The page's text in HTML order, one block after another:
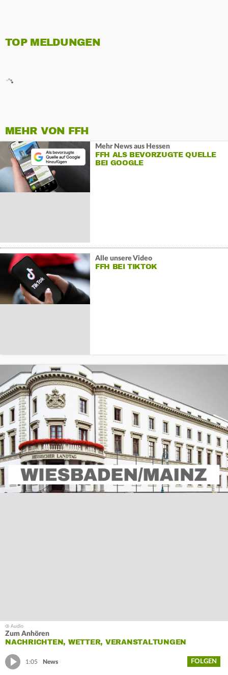
TOP MELDUNGEN
MEHR VON FFH
Mehr News aus Hessen
FFH ALS BEVORZUGTE QUELLE
BEI GOOGLE
Alle unsere Video
FFH BEI TIKTOK
Zum Anhören
NACHRICHTEN, WETTER, VERANSTALTUNGEN
1:05 News FOLGEN